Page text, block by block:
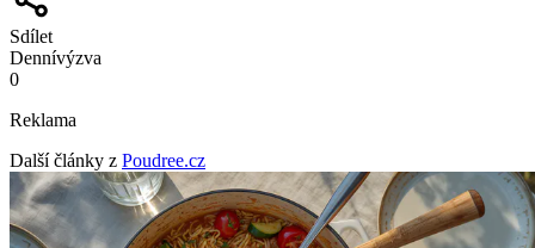
Sdílet
Dennívýzva
0
Reklama
Další články z Poudree.cz